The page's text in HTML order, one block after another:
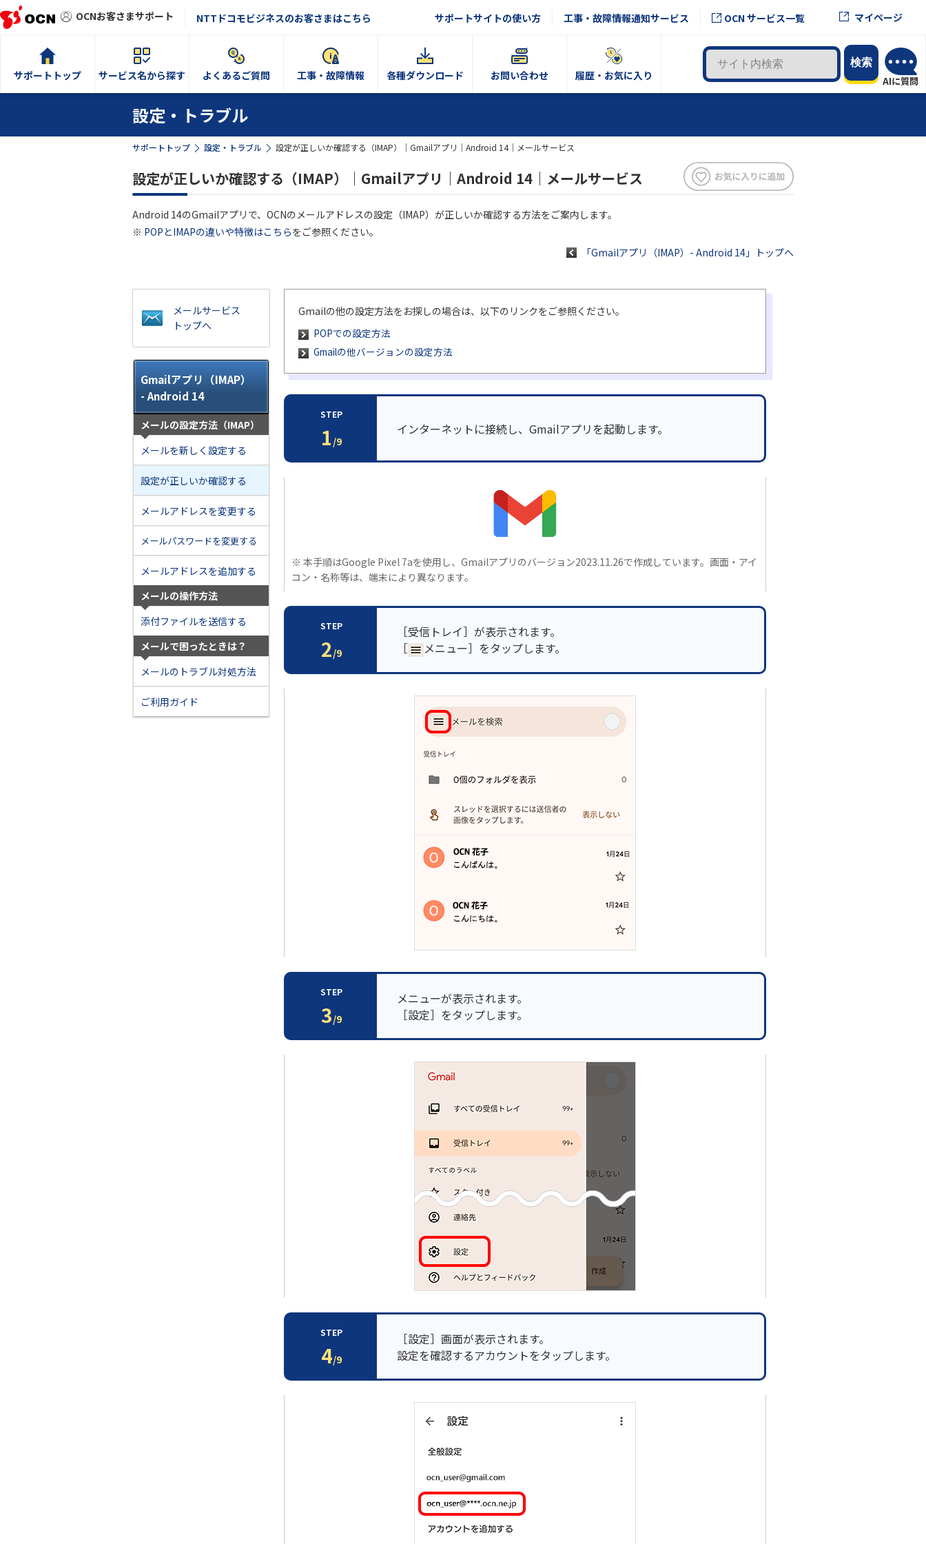
OCNお客さまサポート NTTドコモビジネスのお客さまはこちら サポートサイトの使い方 工事・故障情報通知サービス OCN サービス一覧 マイページ
サポートトップ サービス名から探す よくあるご質問 工事・故障情報 各種ダウンロード お問い合わせ 履歴・お気に入り
設定・トラブル
サポートトップ 設定・トラブル 設定が正しいか確認する（IMAP）｜Gmailアプリ｜Android 14｜メールサービス
設定が正しいか確認する（IMAP）｜Gmailアプリ｜Android 14｜メールサービス
Android 14のGmailアプリで、OCNのメールアドレスの設定（IMAP）が正しいか確認する方法をご案内します。
※ POPとIMAPの違いや特徴はこちらをご参照ください。
「Gmailアプリ（IMAP）- Android 14」トップへ
メールサービス
トップへ
Gmailアプリ（IMAP）
- Android 14
メールの設定方法（IMAP）
メールを新しく設定する
設定が正しいか確認する
メールアドレスを変更する
メールパスワードを変更する
メールアドレスを追加する
メールの操作方法
添付ファイルを送信する
メールで困ったときは？
メールのトラブル対処方法
ご利用ガイド
Gmailの他の設定方法をお探しの場合は、以下のリンクをご参照ください。
POPでの設定方法
Gmailの他バージョンの設定方法
STEP
1 /9
インターネットに接続し、Gmailアプリを起動します。
※ 本手順はGoogle Pixel 7aを使用し、Gmailアプリのバージョン2023.11.26で作成しています。画面・アイ
コン・名称等は、端末により異なります。
STEP
2/9
［受信トレイ］が表示されます。
［
メニュー］をタップします。
STEP
3/9
メニューが表示されます。
［設定］をタップします。
STEP
4/9
［設定］画面が表示されます。
設定を確認するアカウントをタップします。